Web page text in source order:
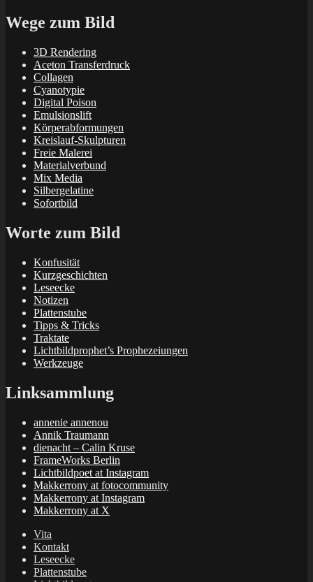
Wege zum Bild
3D Rendering
Aceton Transferdruck
Collagen
Cyanotypie
Digital Poison
Emulsionslift
Körperabformungen
Kreislauf-Skulpturen
Freie Malerei
Materialverbund
Mix Media
Silbergelatine
Sofortbild
Worte zum Bild
Konfusität
Kurzgeschichten
Leseecke
Notizen
Plattenstube
Tipps & Tricks
Traktate
Lichtbildprophet’s Prophezeiungen
Werkzeuge
Linksammlung
annenie annenou
Annik Traumann
dienacht – Calin Kruse
FrameWorks Berlin
Lichtbildpoet at Instagram
Makkerrony at fotocommunity
Makkerrony at Instagram
Makkerrony at X
Vita
Kontakt
Leseecke
Plattenstube